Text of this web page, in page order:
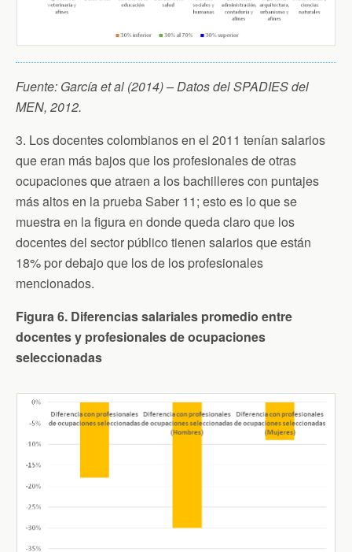
Fuente: García et al (2014) – Datos del SPADIES del
MEN, 2012.
3. Los docentes colombianos en el 2011 tenían salarios
que eran más bajos que los profesionales de otras
ocupaciones que atraen a los bachilleres con puntajes
más altos en la prueba Saber 11; esto es lo que se
muestra en la figura en donde queda claro que los
docentes del sector público tienen salarios que están
18% por debajo que los de los profesionales
mencionados.
Figura 6. Diferencias salariales promedio entre
docentes y profesionales de ocupaciones
seleccionadas